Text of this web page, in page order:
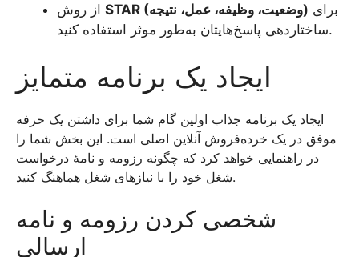
STAR (وضعیت، وظیفه، عمل، نتیجه)
ساختاردهی پاسخ‌هایتان به‌طور موثر استفاده کنید.
ایجاد یک برنامه متمایز
ایجاد یک برنامه جذاب اولین گام شما برای داشتن یک حرفه
موفق در یک خرده‌فروش آنلاین اصلی است. این بخش شما را
در راهنمایی خواهد کرد که چگونه رزومه و نامهٔ درخواست
شغل خود را با نیازهای شغل هماهنگ کنید.
شخصی کردن رزومه و نامه
ارسالی